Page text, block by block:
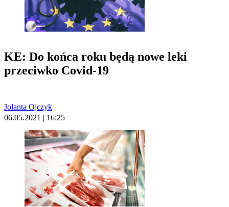
KE: Do końca roku będą nowe leki
przeciwko Covid-19
Jolanta Ojczyk
06.05.2021 | 16:25